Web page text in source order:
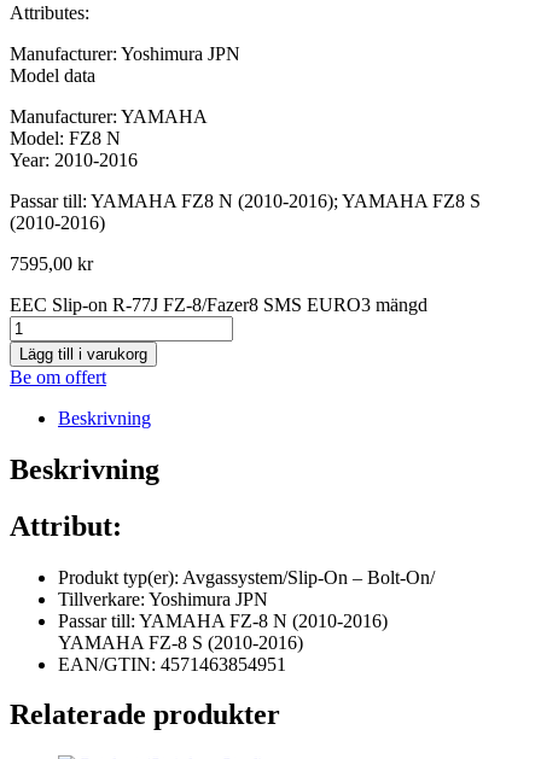
Attributes:
Manufacturer: Yoshimura JPN
Model data
Manufacturer: YAMAHA
Model: FZ8 N
Year: 2010-2016
Passar till: YAMAHA FZ8 N (2010-2016); YAMAHA FZ8 S
(2010-2016)
7595,00 kr
EEC Slip-on R-77J FZ-8/Fazer8 SMS EURO3 mängd
Lägg till i varukorg
Be om offert
Beskrivning
Beskrivning
Attribut:
Produkt typ(er): Avgassystem/Slip-On – Bolt-On/
Tillverkare: Yoshimura JPN
Passar till: YAMAHA FZ-8 N (2010-2016)
YAMAHA FZ-8 S (2010-2016)
EAN/GTIN: 4571463854951
Relaterade produkter